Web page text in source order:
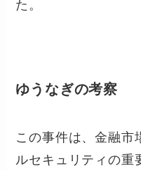
た。
ゆうなぎの考察
この事件は、金融市
ルセキュリティの重